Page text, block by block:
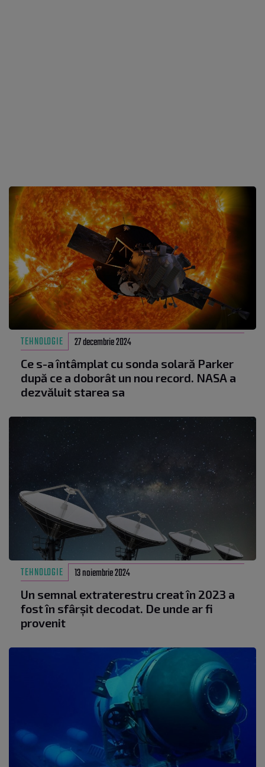
TEHNOLOGIE 27 decembrie 2024
Ce s-a întâmplat cu sonda solară Parker
după ce a doborât un nou record. NASA a
dezvăluit starea sa
TEHNOLOGIE 13 noiembrie 2024
Un semnal extraterestru creat în 2023 a
fost în sfârșit decodat. De unde ar fi
provenit